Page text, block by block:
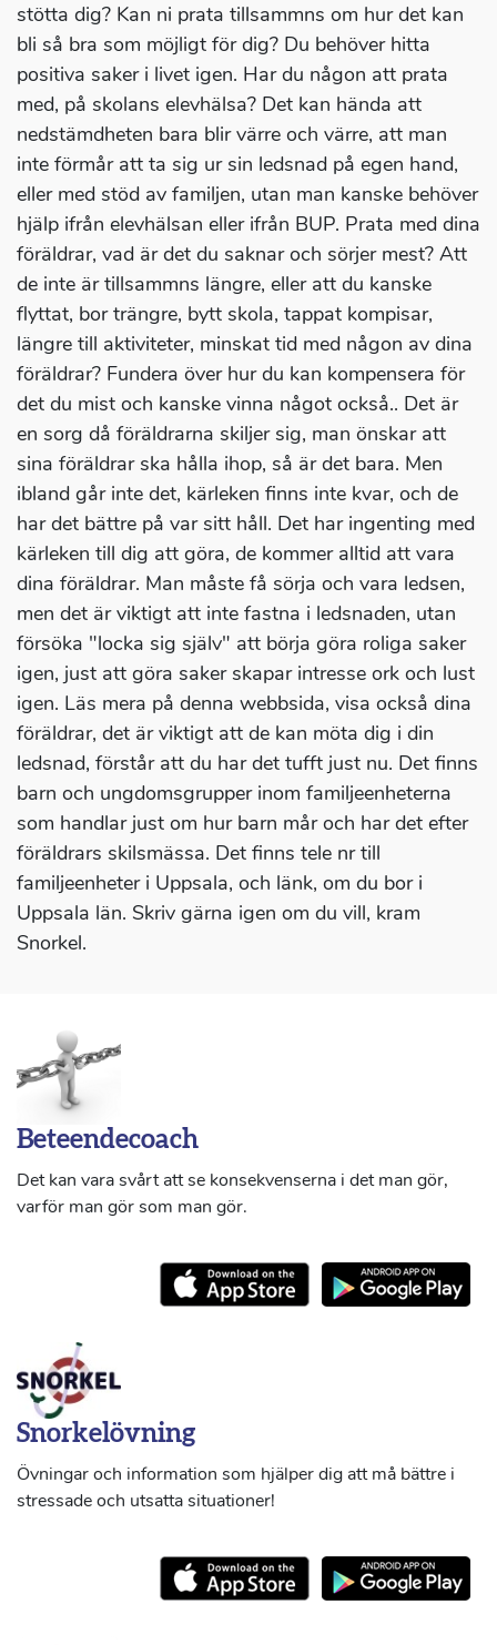
stötta dig? Kan ni prata tillsammns om hur det kan
bli så bra som möjligt för dig? Du behöver hitta
positiva saker i livet igen. Har du någon att prata
med, på skolans elevhälsa? Det kan hända att
nedstämdheten bara blir värre och värre, att man
inte förmår att ta sig ur sin ledsnad på egen hand,
eller med stöd av familjen, utan man kanske behöver
hjälp ifrån elevhälsan eller ifrån BUP. Prata med dina
föräldrar, vad är det du saknar och sörjer mest? Att
de inte är tillsammns längre, eller att du kanske
flyttat, bor trängre, bytt skola, tappat kompisar,
längre till aktiviteter, minskat tid med någon av dina
föräldrar? Fundera över hur du kan kompensera för
det du mist och kanske vinna något också.. Det är
en sorg då föräldrarna skiljer sig, man önskar att
sina föräldrar ska hålla ihop, så är det bara. Men
ibland går inte det, kärleken finns inte kvar, och de
har det bättre på var sitt håll. Det har ingenting med
kärleken till dig att göra, de kommer alltid att vara
dina föräldrar. Man måste få sörja och vara ledsen,
men det är viktigt att inte fastna i ledsnaden, utan
försöka "locka sig själv" att börja göra roliga saker
igen, just att göra saker skapar intresse ork och lust
igen. Läs mera på denna webbsida, visa också dina
föräldrar, det är viktigt att de kan möta dig i din
ledsnad, förstår att du har det tufft just nu. Det finns
barn och ungdomsgrupper inom familjeenheterna
som handlar just om hur barn mår och har det efter
föräldrars skilsmässa. Det finns tele nr till
familjeenheter i Uppsala, och länk, om du bor i
Uppsala län. Skriv gärna igen om du vill, kram
Snorkel.
Beteendecoach
Det kan vara svårt att se konsekvenserna i det man gör,
varför man gör som man gör.
Snorkelövning
Övningar och information som hjälper dig att må bättre i
stressade och utsatta situationer!